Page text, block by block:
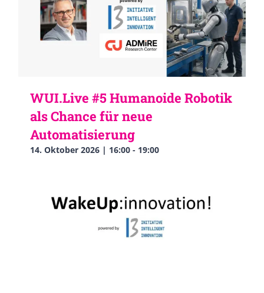
WUI.Live #5 Humanoide Robotik
als Chance für neue
Automatisierung
14. Oktober 2026 | 16:00 - 19:00